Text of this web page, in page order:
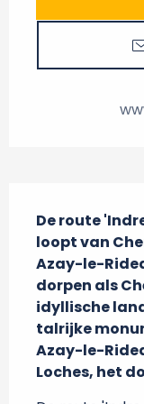
De route
loopt van
Azay-le-
dorpen als
idyllische
talrijke
Azay-le-
Loches, het